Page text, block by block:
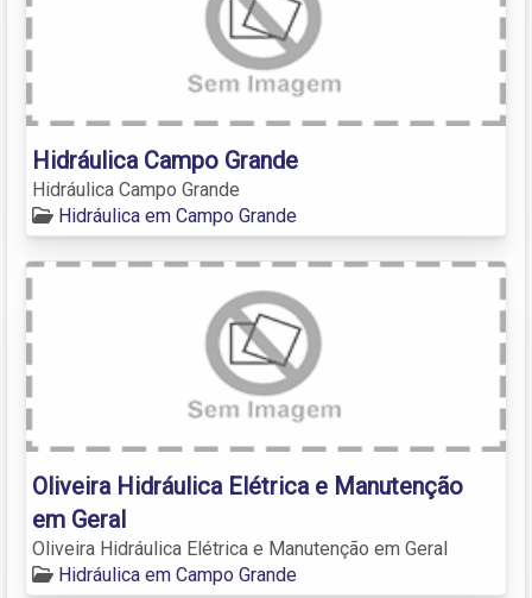
Hidráulica Campo Grande
Hidráulica Campo Grande
Hidráulica em Campo Grande
Oliveira Hidráulica Elétrica e Manutenção
em Geral
Oliveira Hidráulica Elétrica e Manutenção em Geral
Hidráulica em Campo Grande